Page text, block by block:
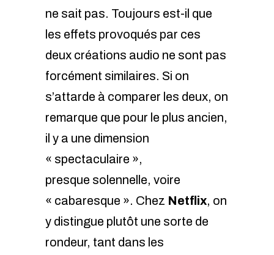
ne sait pas. Toujours est-il que
les effets provoqués par ces
deux créations audio ne sont pas
forcément similaires. Si on
s’attarde à comparer les deux, on
remarque que pour le plus ancien,
il y a une dimension
« spectaculaire »,
presque solennelle, voire
« cabaresque ». Chez Netflix, on
y distingue plutôt une sorte de
rondeur, tant dans les